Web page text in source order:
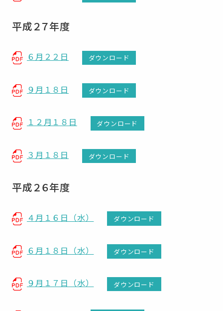
平成２７年度
６月２２日 ダウンロード
９月１８日 ダウンロード
１２月１８日 ダウンロード
３月１８日 ダウンロード
平成２６年度
４月１６日（水） ダウンロード
６月１８日（水） ダウンロード
９月１７日（水） ダウンロード